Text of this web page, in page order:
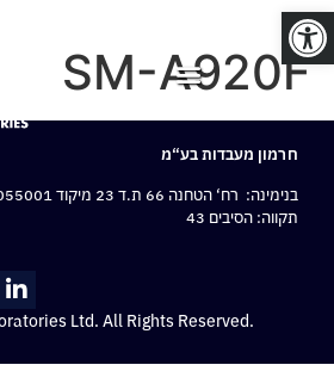
פתח סרגל נגישות
SM-A920F
חרמון מעבדות בע“מ
בנימינה: רח‘ הטחנה 66 ת.ד 23 מיקוד 3055001,
תקווה: הסיבים 43
Ltd. All Rights Reserved.